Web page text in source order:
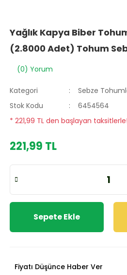
Yağlık Kapya Biber
(2.8000 Adet) Tohum
(0) Yorum
Kategori
Sebze
Stok Kodu
6454564
* 221,99 TL den başlayan taksitlerle!
221,99 TL
Sepete Ekle
Fiyatı Düşünce Haber Ver